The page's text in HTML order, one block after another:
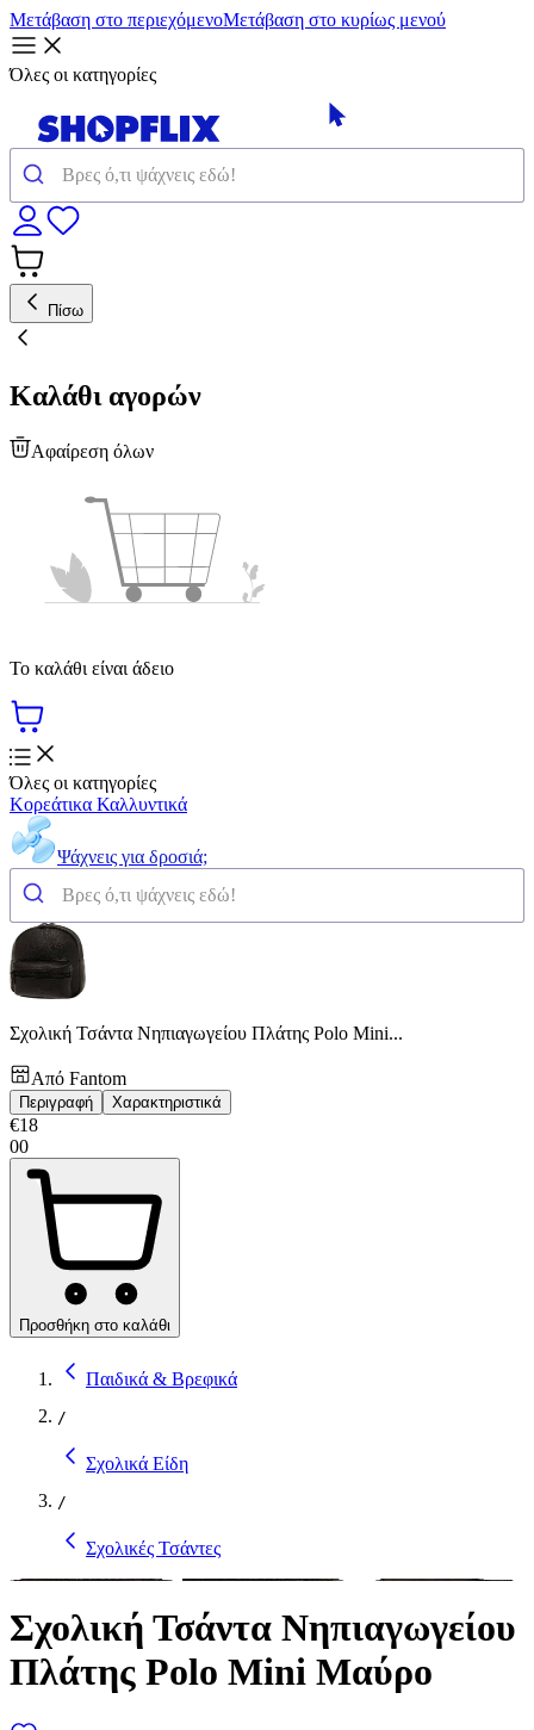
Μετάβαση στο περιεχόμενοΜετάβαση στο κυρίως μενού
Όλες οι κατηγορίες
Πίσω
Καλάθι αγορών
Αφαίρεση όλων
Το καλάθι είναι άδειο
Όλες οι κατηγορίες
Κορεάτικα Καλλυντικά
Ψάχνεις για δροσιά;
Σχολική Τσάντα Νηπιαγωγείου Πλάτης Polo Mini...
Από Fantom
Περιγραφή Χαρακτηριστικά
€18
00
Προσθήκη στο καλάθι
Παιδικά & Βρεφικά
/
Σχολικά Είδη
/
Σχολικές Τσάντες
Σχολική Τσάντα Νηπιαγωγείου
Πλάτης Polo Mini Μαύρο